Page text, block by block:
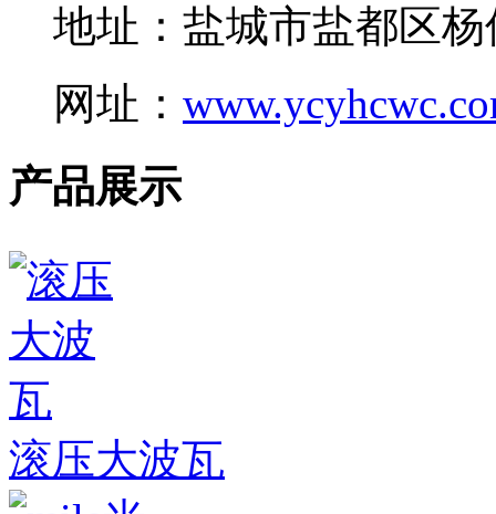
地址：盐城市盐都区
网址：
产品展示
滚压大波瓦